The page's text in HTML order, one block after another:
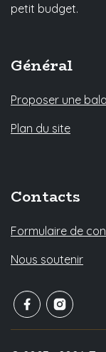
petit budget.
Général
Proposer une
Plan du site
Contacts
Formulaire de
Nous soutenir